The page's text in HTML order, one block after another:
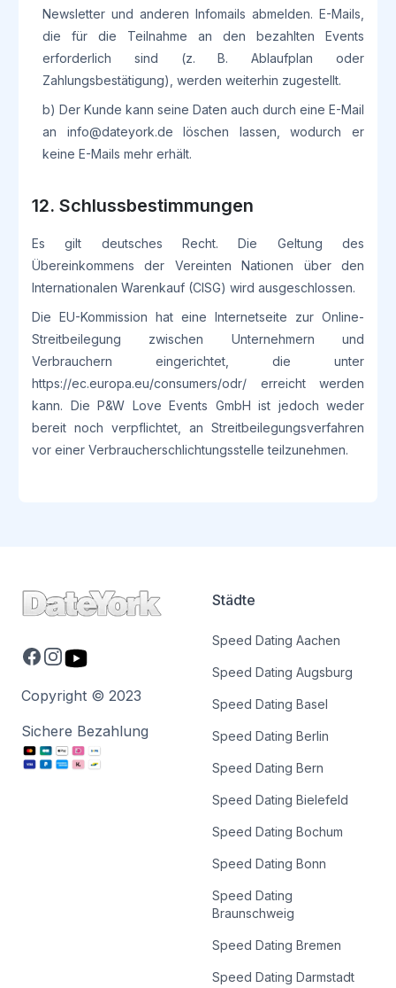
Newsletter und anderen Infomails abmelden. E-Mails,
die für die Teilnahme an den bezahlten Events
erforderlich sind (z. B. Ablaufplan oder
Zahlungsbestätigung), werden weiterhin zugestellt.
b) Der Kunde kann seine Daten auch durch eine E-Mail
an info@dateyork.de löschen lassen, wodurch er
keine E-Mails mehr erhält.
12. Schlussbestimmungen
Es gilt deutsches Recht. Die Geltung des
Übereinkommens der Vereinten Nationen über den
Internationalen Warenkauf (CISG) wird ausgeschlossen.
Die EU-Kommission hat eine Internetseite zur Online-
Streitbeilegung zwischen Unternehmern und
Verbrauchern eingerichtet, die unter
https://ec.europa.eu/consumers/odr/
erreicht werden
kann. Die P&W Love Events GmbH ist jedoch weder
bereit noch verpflichtet, an Streitbeilegungsverfahren
vor einer Verbraucherschlichtungsstelle teilzunehmen.
Facebook
Instagram
Youtube
Copyright © 2023
Sichere Bezahlung
Städte
Speed Dating Aachen
Speed Dating Augsburg
Speed Dating Basel
Speed Dating Berlin
Speed Dating Bern
Speed Dating Bielefeld
Speed Dating Bochum
Speed Dating Bonn
Speed Dating
Braunschweig
Speed Dating Bremen
Speed Dating Darmstadt